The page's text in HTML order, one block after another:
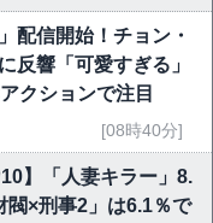
配信開始！チョン・
反響「可愛すぎる」
クションで注目
[08時40分]
】「人妻キラー」8.
閥×刑事2」は6.1％で